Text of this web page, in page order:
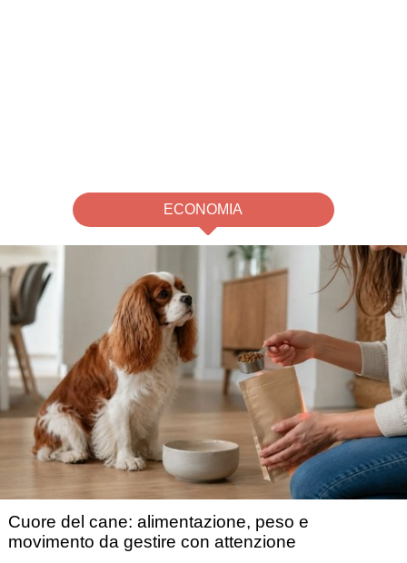
ECONOMIA
Cuore del cane: alimentazione, peso e
movimento da gestire con attenzione